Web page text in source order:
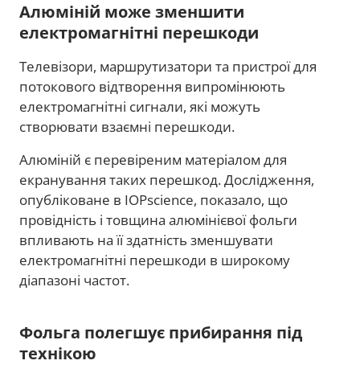
Алюміній може зменшити
електромагнітні перешкоди
Телевізори, маршрутизатори та пристрої для
потокового відтворення випромінюють
електромагнітні сигнали, які можуть
створювати взаємні перешкоди.
Алюміній є перевіреним матеріалом для
екранування таких перешкод. Дослідження,
опубліковане в IOPscience, показало, що
провідність і товщина алюмінієвої фольги
впливають на її здатність зменшувати
електромагнітні перешкоди в широкому
діапазоні частот.
Фольга полегшує прибирання під
технікою